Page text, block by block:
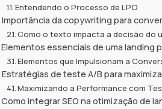
Entendendo o Processo de LPO
Importância da copywriting para
Como o texto impacta a decisão do
Elementos essenciais de uma landing
Elementos que Impulsionam a
Estratégias de teste A/B para
Maximizando a Performance com
Como integrar SEO na otimização de